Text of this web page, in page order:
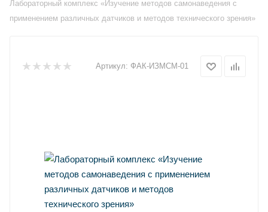
Лабораторный комплекс «Изучение методов самонаведения с
применением различных датчиков и методов технического зрения»
Артикул: ФАК-ИЗМСМ-01